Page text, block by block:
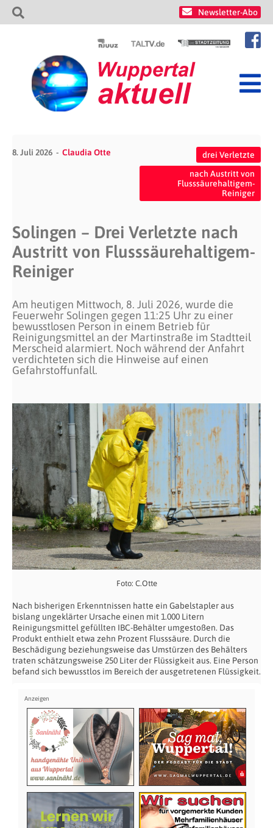
Newsletter-Abo
8. Juli 2026 Claudia Otte
drei Verletzte
nach Austritt von
Flusssäurehaltigem-
Reiniger
Solingen – Drei Verletzte nach
Austritt von Flusssäurehaltigem-
Reiniger
Am heutigen Mittwoch, 8. Juli 2026, wurde die
Feuerwehr Solingen gegen 11:25 Uhr zu einer
bewusstlosen Person in einem Betrieb für
Reinigungsmittel an der Martinstraße im Stadtteil
Merscheid alarmiert. Noch während der Anfahrt
verdichteten sich die Hinweise auf einen
Gefahrstoffunfall.
Foto: C.Otte
Nach bisherigen Erkenntnissen hatte ein Gabelstapler aus
bislang ungeklärter Ursache einen mit 1.000 Litern
Reinigungsmittel gefüllten IBC-Behälter umgestoßen. Das
Produkt enthielt etwa zehn Prozent Flusssäure. Durch die
Beschädigung beziehungsweise das Umstürzen des Behälters
traten schätzungsweise 250 Liter der Flüssigkeit aus. Eine Person
befand sich bewusstlos im Bereich der ausgetretenen Flüssigkeit.